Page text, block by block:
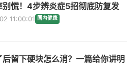
别慌！4步辨炎症5招彻底防复发
11:00:01 国内健康
后留下硬块怎么消？一篇给你讲明